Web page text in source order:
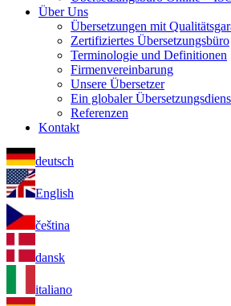
Über Uns
Übersetzungen mit
Zertifiziertes Übersetzungsbüro
Terminologie und Definitionen
Firmenvereinbarung
Unsere Übersetzer
Ein globaler
Referenzen
Kontakt
deutsch
English
čeština
dansk
italiano